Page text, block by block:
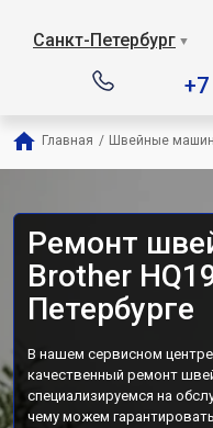
Санкт-Петербург ▼
Главная / Швейные
Ремонт
Brother
Петербурге
В нашем сервисном центре
качественный ремонт
специализируемся на
чему можем